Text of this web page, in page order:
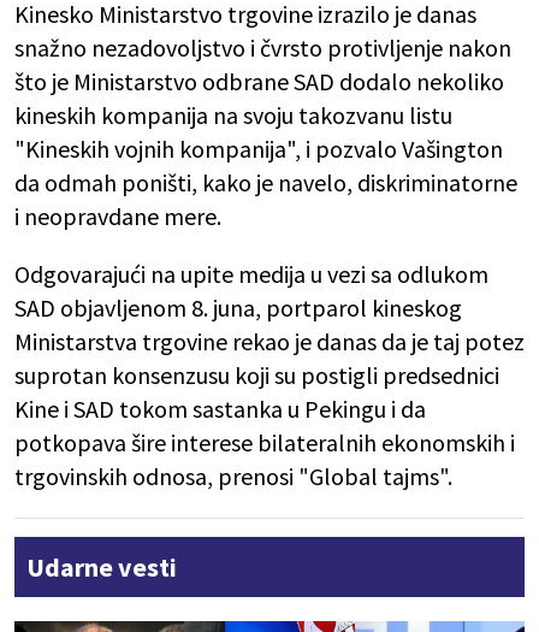
Kinesko Ministarstvo trgovine izrazilo je danas
snažno nezadovoljstvo i čvrsto protivljenje nakon
što je Ministarstvo odbrane SAD dodalo nekoliko
kineskih kompanija na svoju takozvanu listu
"Kineskih vojnih kompanija", i pozvalo Vašington
da odmah poništi, kako je navelo, diskriminatorne
i neopravdane mere.
Odgovarajući na upite medija u vezi sa odlukom
SAD objavljenom 8. juna, portparol kineskog
Ministarstva trgovine rekao je danas da je taj potez
suprotan konsenzusu koji su postigli predsednici
Kine i SAD tokom sastanka u Pekingu i da
potkopava šire interese bilateralnih ekonomskih i
trgovinskih odnosa, prenosi "Global tajms".
Udarne vesti